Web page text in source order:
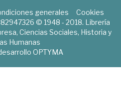
generales
Cookies
© 1948 - 2018. Librería
Ciencias Sociales, Historia y
Humanas
OPTYMA